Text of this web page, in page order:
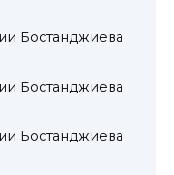
Бостанджиева
Бостанджиева
Бостанджиева